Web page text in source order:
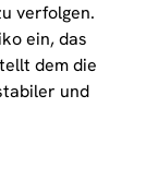
verfolgen.
ein, das
dem die
und